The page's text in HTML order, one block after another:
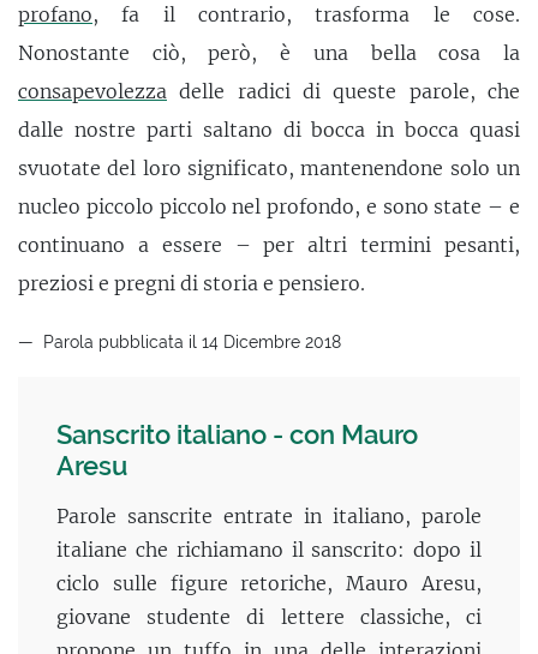
profano, fa il contrario, trasforma le cose.
Nonostante ciò, però, è una bella cosa la
consapevolezza delle radici di queste parole, che
dalle nostre parti saltano di bocca in bocca quasi
svuotate del loro significato, mantenendone solo un
nucleo piccolo piccolo nel profondo, e sono state – e
continuano a essere – per altri termini pesanti,
preziosi e pregni di storia e pensiero.
Parola pubblicata il 14 Dicembre 2018
Sanscrito italiano - con Mauro
Aresu
Parole sanscrite entrate in italiano, parole
italiane che richiamano il sanscrito: dopo il
ciclo sulle figure retoriche, Mauro Aresu,
giovane studente di lettere classiche, ci